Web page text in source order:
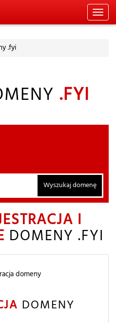
.fyi
.FYI
Wyszukaj domenę
I
DOMENY .FYI
DOMENY